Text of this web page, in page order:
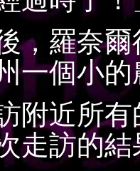
奈爾得
一個小
所有
走訪的結